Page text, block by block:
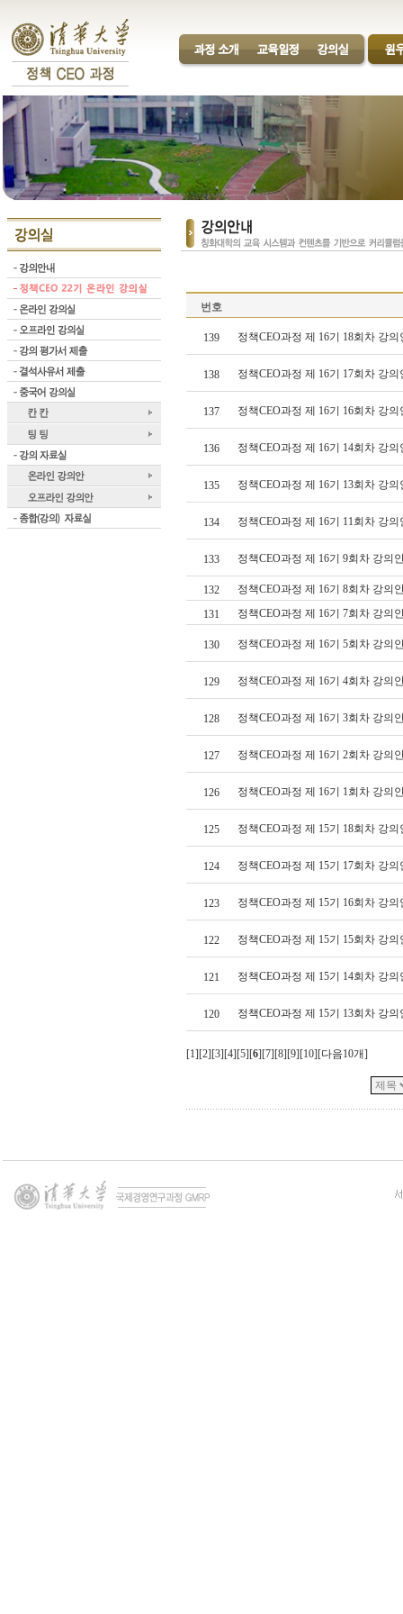
번호
139 정책CEO과정 제 16기 18회차 강
138 정책CEO과정 제 16기 17회차 강
137 정책CEO과정 제 16기 16회차 강
136 정책CEO과정 제 16기 14회차 강
135 정책CEO과정 제 16기 13회차 강
134 정책CEO과정 제 16기 11회차 강
133 정책CEO과정 제 16기 9회차 강의
132
정책CEO과정 제 16기 8회차 강의
131
정책CEO과정 제 16기 7회차 강의
130 정책CEO과정 제 16기 5회차 강의
129 정책CEO과정 제 16기 4회차 강의
128 정책CEO과정 제 16기 3회차 강의
127 정책CEO과정 제 16기 2회차 강의
126 정책CEO과정 제 16기 1회차 강의
125 정책CEO과정 제 15기 18회차 강
124 정책CEO과정 제 15기 17회차 강
123 정책CEO과정 제 15기 16회차 강
122 정책CEO과정 제 15기 15회차 강
121 정책CEO과정 제 15기 14회차 강
120 정책CEO과정 제 15기 13회차 강
[1][2][3][4][5][6][7][8][9][10][다음10개]